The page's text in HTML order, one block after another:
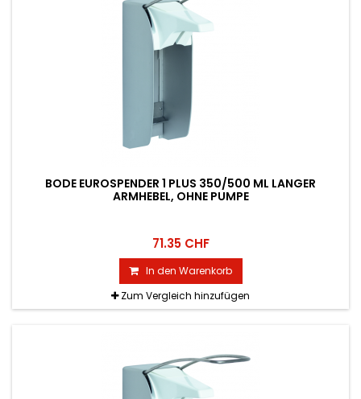
BODE EUROSPENDER 1 PLUS 350/500 ML LANGER
ARMHEBEL, OHNE PUMPE
71.35 CHF
In den Warenkorb
Zum Vergleich hinzufügen